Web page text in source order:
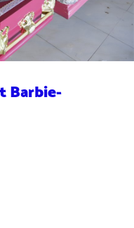
Barbie-